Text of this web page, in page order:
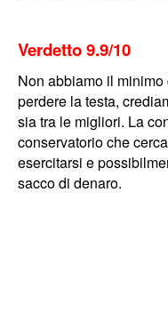
Verdetto 9.9/10
Non abbiamo il
perdere la testa,
sia tra le migliori. La
conservatorio che
esercitarsi e
sacco di denaro.